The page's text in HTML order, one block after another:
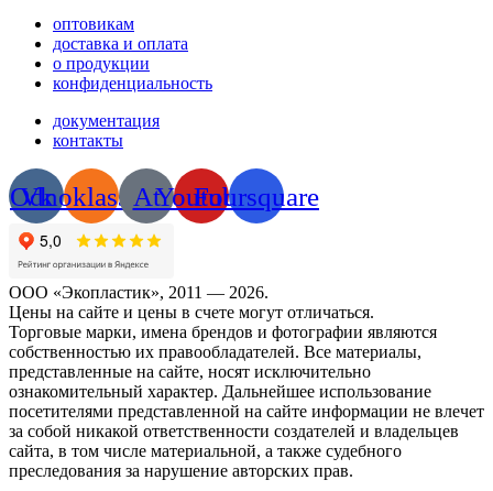
оптовикам
доставка и оплата
о продукции
конфиденциальность
документация
контакты
Vk
Odnoklassniki
AtYoutube
Foursquare
ООО «Экопластик», 2011 — 2026.
Цены на сайте и цены в счете могут отличаться.
Торговые марки, имена брендов и фотографии являются
собственностью их правообладателей. Все материалы,
представленные на сайте, носят исключительно
ознакомительный характер. Дальнейшее использование
посетителями представленной на сайте информации не влечет
за собой никакой ответственности создателей и владельцев
сайта, в том числе материальной, а также судебного
преследования за нарушение авторских прав.